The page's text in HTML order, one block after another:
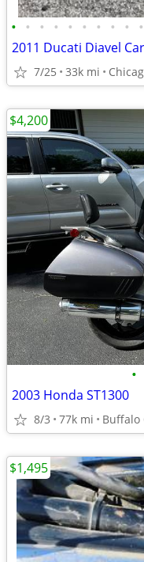
• • • • • • • • • •
2011 Ducati Diavel
7/25 33k mi
•
2003 Honda ST1300
8/3 77k mi Buffalo
$4,200
$1,495